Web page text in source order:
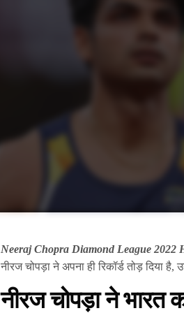
Neeraj Chopra Diamond League
नीरज चोपड़ा ने अपना ही रिकॉर्ड तोड़ दिया है,
नीरज चोपड़ा ने भारत